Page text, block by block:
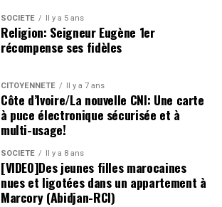
SOCIETE Il y a 5 ans
Religion: Seigneur Eugène 1er
récompense ses fidèles
CITOYENNETÉ Il y a 7 ans
Côte d’Ivoire/La nouvelle CNI: Une carte
à puce électronique sécurisée et à
multi-usage!
SOCIETE Il y a 8 ans
[VIDEO]Des jeunes filles marocaines
nues et ligotées dans un appartement à
Marcory (Abidjan-RCI)